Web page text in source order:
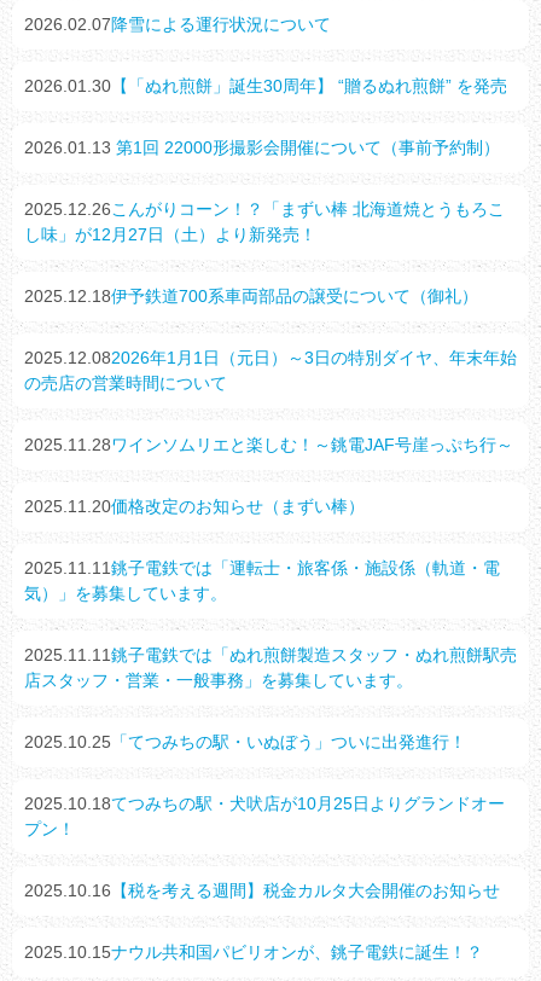
2026.02.07降雪による運行状況について
2026.01.30 【「ぬれ煎餅」誕生30周年】 “贈るぬれ煎餅” を発売
2026.01.13 第1回 22000形撮影会開催について（事前予約制）
2025.12.26こんがりコーン！？「まずい棒 北海道焼とうもろこ
し味」が12月27日（土）より新発売！
2025.12.18伊予鉄道700系車両部品の譲受について（御礼）
2025.12.082026年1月1日（元日）～3日の特別ダイヤ、年末年始
の売店の営業時間について
2025.11.28ワインソムリエと楽しむ！～銚電JAF号崖っぷち行～
2025.11.20価格改定のお知らせ（まずい棒）
2025.11.11銚子電鉄では「運転士・旅客係・施設係（軌道・電
気）」を募集しています。
2025.11.11銚子電鉄では「ぬれ煎餅製造スタッフ・ぬれ煎餅駅売
店スタッフ・営業・一般事務」を募集しています。
2025.10.25 「てつみちの駅・いぬぼう」ついに出発進行！
2025.10.18てつみちの駅・犬吠店が10月25日よりグランドオー
プン！
2025.10.16 【税を考える週間】税金カルタ大会開催のお知らせ
2025.10.15ナウル共和国パビリオンが、銚子電鉄に誕生！？